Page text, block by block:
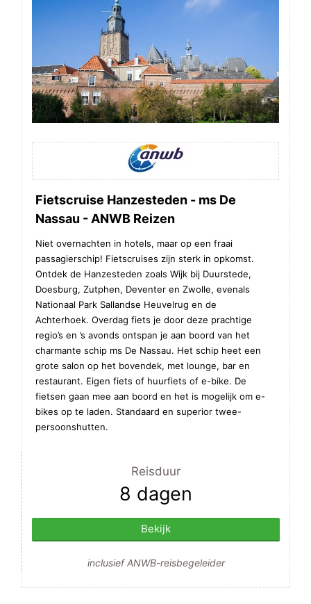
Fietscruise Hanzesteden - ms De
Nassau - ANWB Reizen
Niet overnachten in hotels, maar op een fraai
passagierschip! Fietscruises zijn sterk in opkomst.
Ontdek de Hanzesteden zoals Wijk bij Duurstede,
Doesburg, Zutphen, Deventer en Zwolle, evenals
Nationaal Park Sallandse Heuvelrug en de
Achterhoek. Overdag fiets je door deze prachtige
regio’s en ’s avonds ontspan je aan boord van het
charmante schip ms De Nassau. Het schip heet een
grote salon op het bovendek, met lounge, bar en
restaurant. Eigen fiets of huurfiets of e-bike. De
fietsen gaan mee aan boord en het is mogelijk om e-
bikes op te laden. Standaard en superior twee-
persoonshutten.
Reisduur
8 dagen
Bekijk
inclusief ANWB-reisbegeleider